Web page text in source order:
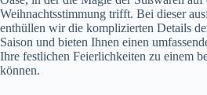
Weihnachtsstimmung trifft. Bei dieser
enthüllen wir die komplizierten Details
Saison und bieten Ihnen einen
Ihre festlichen Feierlichkeiten zu einem
können.